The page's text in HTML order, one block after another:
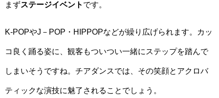
まずステージイベント です。
K-POPやJ－POP・HIPPOPなどが繰り広げられます。カッ
コ良く踊る姿に、観客もついつい一緒にステップを踏んで
しまいそうですね。チアダンスでは、その笑顔とアクロバ
ティックな演技に魅了されることでしょう。